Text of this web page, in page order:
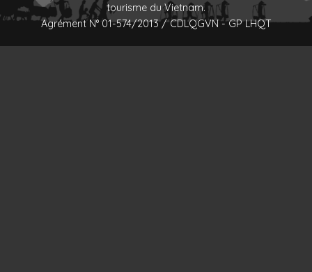
tourisme du Vietnam.
Agrément N° 01-574/2013 / CDLQGVN - GP LHQT